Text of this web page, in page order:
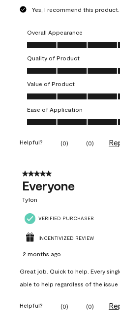
Yes, I recommend this product.
Overall Appearance
Overall Appearance, 5.0 out of 5
Quality of Product
Quality of Product, 5.0 out of 5
Value of Product
Value of Product, 5.0 out of 5
Ease of Application
Ease of Application, 5.0 out of 5
Helpful? (0) (0)
5 out of 5 stars.
Everyone
Ty1on
VERIFIED PURCHASER
INCENTIVIZED REVIEW
2 months ago
Great job. Quick to help. Every
able to help regardless of the issue
Helpful? (0) (0)